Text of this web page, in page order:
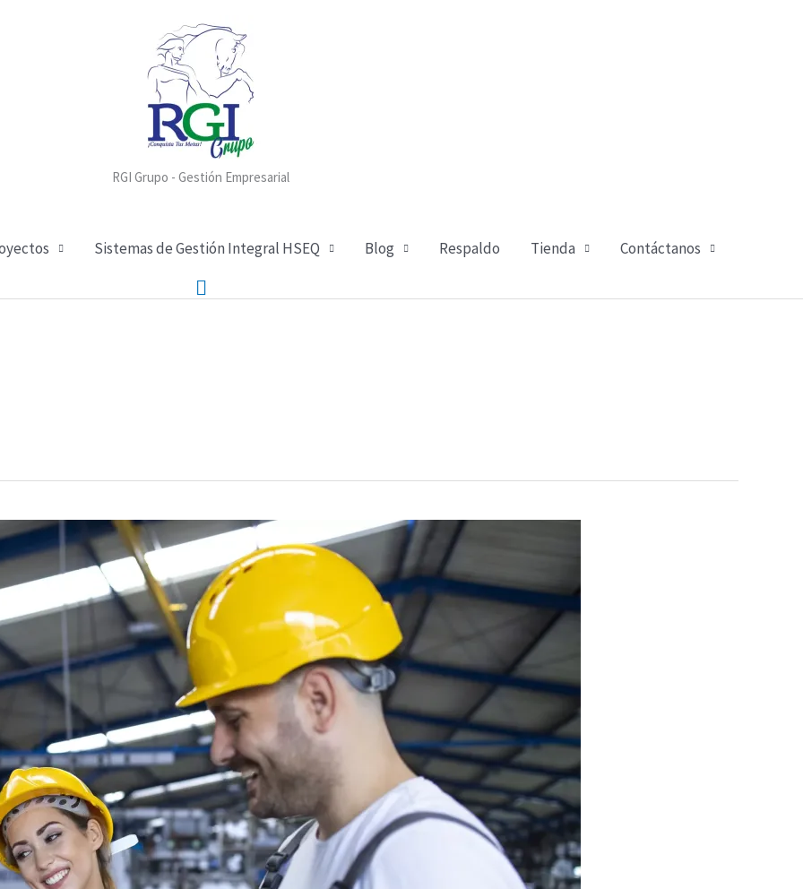
RGI Grupo - Gestión Empresarial
Sistemas de Gestión Integral HSEQ Blog Respaldo Tienda Contáctanos
Buscar